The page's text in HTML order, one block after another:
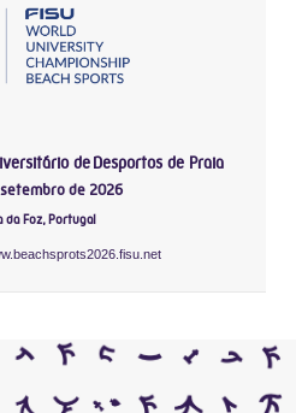
de Desportos de Praia
setembro de 2026
da Foz, Portugal